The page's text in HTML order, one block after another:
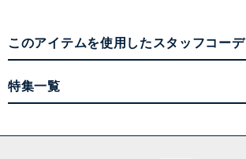
このアイテムを使用したスタッフコーデ
特集一覧